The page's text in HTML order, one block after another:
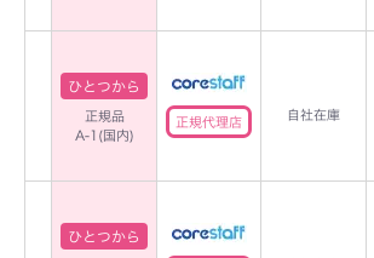
ひとつから
正規品
A-1(国内)
正規代理店 自社在庫
ひとつから